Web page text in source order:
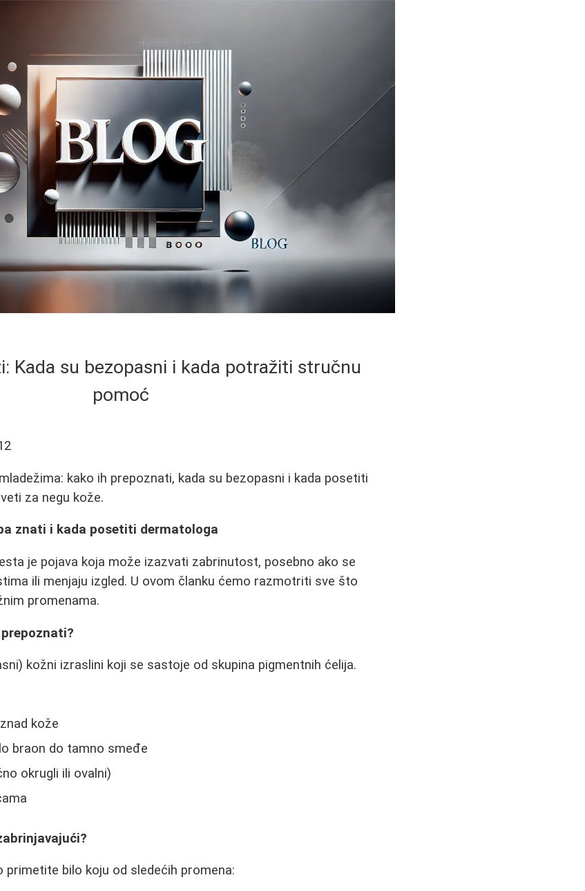
Kada su bezopasni i kada potražiti stručnu
pomoć
kako ih prepoznati, kada su bezopasni i kada posetiti
za negu kože.
znati i kada posetiti dermatologa
je pojava koja može izazvati zabrinutost, posebno ako se
ili menjaju izgled. U ovom članku ćemo razmotriti sve što
promenama.
kožni izraslini koji se sastoje od skupina pigmentnih ćelija.
kože
braon do tamno smeđe
okrugli ili ovalni)
bilo koju od sledećih promena: